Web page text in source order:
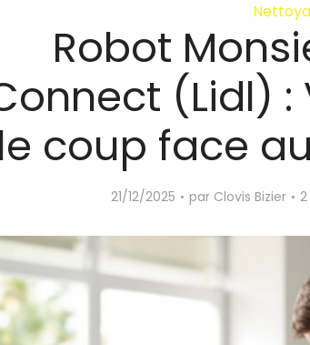
Robot
(Lidl)
le coup face
21/12/2025 par Clovis Bizier